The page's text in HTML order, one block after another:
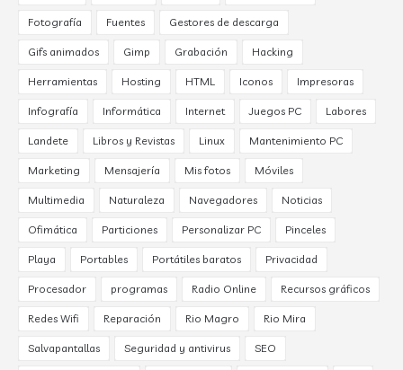
Fotografía Fuentes Gestores de descarga
Gifs animados Gimp Grabación Hacking
Herramientas Hosting HTML Iconos Impresoras
Infografía Informática Internet Juegos PC Labores
Landete Libros y Revistas Linux Mantenimiento PC
Marketing Mensajería Mis fotos Móviles
Multimedia Naturaleza Navegadores Noticias
Ofimática Particiones Personalizar PC Pinceles
Playa Portables Portátiles baratos Privacidad
Procesador programas Radio Online Recursos gráficos
Redes Wifi Reparación Rio Magro Rio Mira
Salvapantallas Seguridad y antivirus SEO